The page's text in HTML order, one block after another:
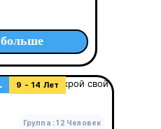
9 - 14 Лет
Группа : 12 Человек